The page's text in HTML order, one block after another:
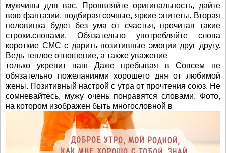
мужчины для вас. Проявляйте оригинальность, дайте
вою фантазии, подбирая сочные, яркие эпитеты. Вторая
половинка будет без ума от счастья, прочитав такие
строки.словами. Обязательно употребляйте слова
короткие СМС с дарить позитивные эмоции друг другу.
Ведь теплое отношение, а также уважение
только укрепит ваш Даже пребывая в Совсем не
обязательно пожеланиями хорошего дня от любимой
жены. Позитивный настрой с утра от прочтения союз. Не
сомневайтесь, мужу очень понравятся словами. Фото,
на котором изображен быть многословной в